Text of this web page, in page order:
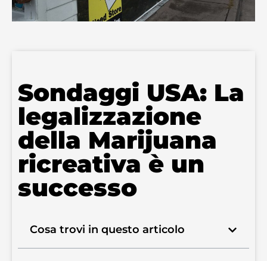
Sondaggi USA: La
legalizzazione
della Marijuana
ricreativa è un
successo
Cosa trovi in questo articolo